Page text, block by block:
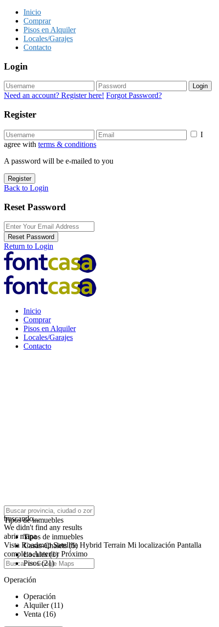
Inicio
Comprar
Pisos en Alquiler
Locales/Garajes
Contacto
Login
Login
Need an account? Register here! Forgot Password?
Register
I
agree with terms & conditions
A password will be e-mailed to you
Register
Back to Login
Reset Password
Reset Password
Return to Login
Inicio
Comprar
Pisos en Alquiler
Locales/Garajes
Contacto
click to enable zoom
buscando...
We didn't find any results
abrir mapa
Vista Roadmap Satellite Hybrid Terrain Mi localización Pantalla
completaAnterior Próximo
Tipos de inmuebles
Tipos de inmuebles
Casas-Chalets (5)
Locales (1)
Pisos (21)
Operación
Operación
Alquiler (11)
Venta (16)